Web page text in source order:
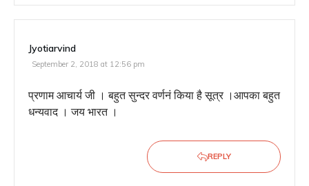
Jyotiarvind
September 2, 2018 at 12:56 pm
प्रणाम आचार्य जी । बहुत सुन्दर वर्णनं किया है सूत्र ।आपका बहुत
धन्यवाद । जय भारत ।
REPLY